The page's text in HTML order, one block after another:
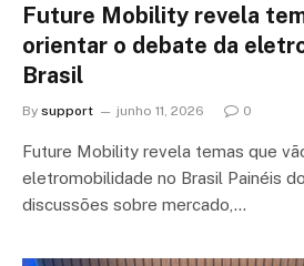
Future Mobility revela
orientar o debate da
Brasil
By support junho 11, 2026 0
Future Mobility revela temas que
eletromobilidade no Brasil Painéis
discussões sobre mercado,…